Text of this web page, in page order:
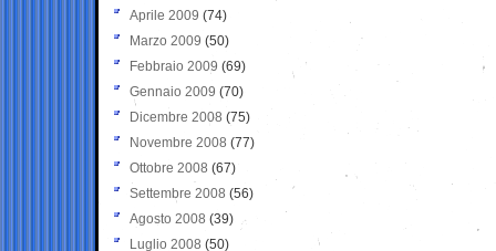
Aprile 2009 (74)
Marzo 2009 (50)
Febbraio 2009 (69)
Gennaio 2009 (70)
Dicembre 2008 (75)
Novembre 2008 (77)
Ottobre 2008 (67)
Settembre 2008 (56)
Agosto 2008 (39)
Luglio 2008 (50)